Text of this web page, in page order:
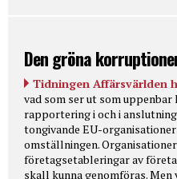
Den gröna
Tidningen Affärsvärlden
vad som ser ut som
rapportering i och i
tongivande EU-
omställningen.
företagsetableringar av
skall kunna genomföras.